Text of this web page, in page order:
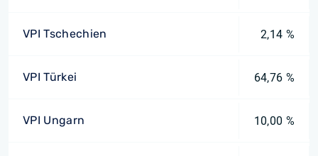
VPI Tschechien 2,14 %
VPI Türkei 64,76 %
VPI Ungarn 10,00 %